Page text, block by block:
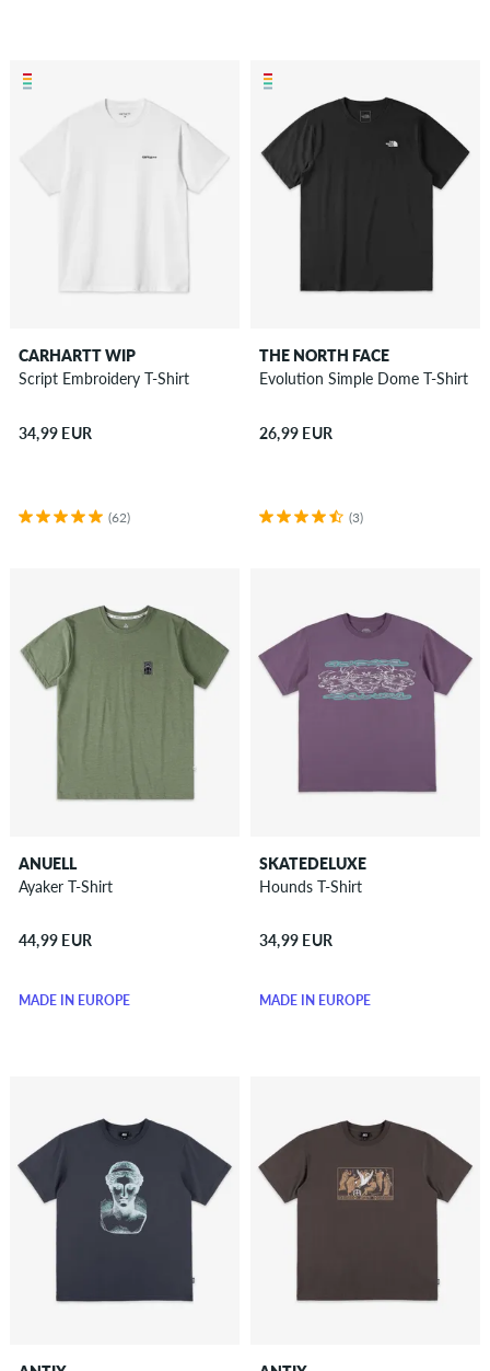
CARHARTT WIP
Script Embroidery T-Shirt
34,99 EUR
(62)
THE NORTH FACE
Evolution Simple Dome T-Shirt
26,99 EUR
(3)
ANUELL
Ayaker T-Shirt
44,99 EUR
MADE IN EUROPE
SKATEDELUXE
Hounds T-Shirt
34,99 EUR
MADE IN EUROPE